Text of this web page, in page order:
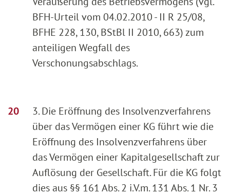
BFH-Urteil vom 04.02.2010 - II R 25/08,
BFHE 228, 130, BStBl II 2010, 663) zum
anteiligen Wegfall des
Verschonungsabschlags.
3. Die Eröffnung des Insolvenzverfahrens
über das Vermögen einer KG führt wie die
Eröffnung des Insolvenzverfahrens über
das Vermögen einer Kapitalgesellschaft zur
Auflösung der Gesellschaft. Für die KG folgt
dies aus §§ 161 Abs. 2 i.V.m. 131 Abs. 1 Nr. 3